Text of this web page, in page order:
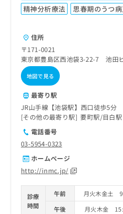
精神分析療法
思春期のうつ
住所
〒171-0021
東京都豊島区西池袋3-22-7 池田
地図で見る
最寄り駅
JR山手線【池袋駅】西口徒歩5分
その他の最寄り駅
要町駅 目白駅
電話番号
03-5954-0323
ホームページ
http://inmc.jp/
診療
時間
午前
月火木金土
午後
月火木金